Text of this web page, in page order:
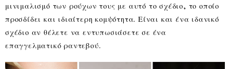
μινιμαλισμό των ρούχων τους με αυτό το σχέδιο, το οποίο
προσδίδει και ιδιαίτερη κομψότητα. Είναι και ένα ιδανικό
σχέδιο αν θέλετε να εντυπωσιάσετε σε ένα
επαγγελματικό ραντεβού.